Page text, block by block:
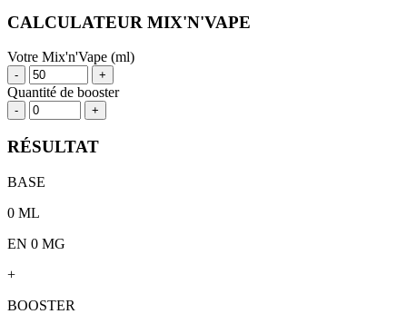
CALCULATEUR MIX'N'VAPE
Votre Mix'n'Vape (ml)
- +
Quantité de booster
- +
RÉSULTAT
BASE
0 ML
EN 0 MG
+
BOOSTER